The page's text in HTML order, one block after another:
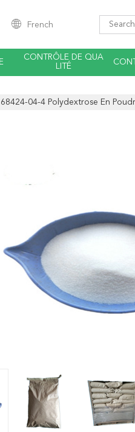
French
CONTRÔLE DE QUA
LITÉ
68424-04-4 Polydextrose En